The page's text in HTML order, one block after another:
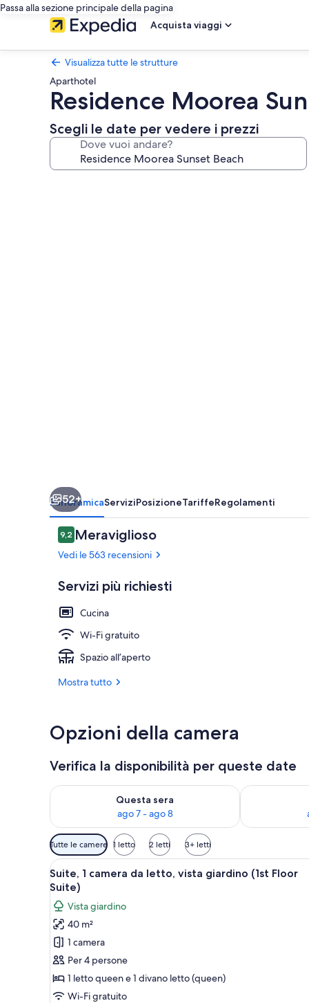
Passa alla sezione principale della pagina
Acquista viaggi
Visualizza tutte le strutture
Aparthotel
Residence Moorea
Scegli le date per vedere i prezzi
Dove vuoi andare?
52+
PanoramicaServiziPosizioneTariffeRegolamenti
Recensioni
9,29,2 su 10
Meraviglioso
Vedi le 563 recensioni
Servizi più richiesti
Cucina
Wi-Fi gratuito
Spazio all’aperto
Mostra tutto
Opzioni della camera
Verifica la disponibilità per queste date
Questa sera
ago 7 - ago 8
Verifica la disponibilità per questa sera, ago 7 - ago 8
Verifica la
Filtri
disponibili
per
le
camere
Tutte le camere 1 letto 2 letti 3+ letti
Apri
tutte
le
foto
per
Suite,
1
camera
da
Un soggiorno moderno con
6
Suite, 1 camera da letto, vista giardino (1st Floor
Suite)
Vista giardino
40 m²
1 camera
Per 4 persone
1 letto queen e 1 divano letto (queen)
Wi-Fi gratuito